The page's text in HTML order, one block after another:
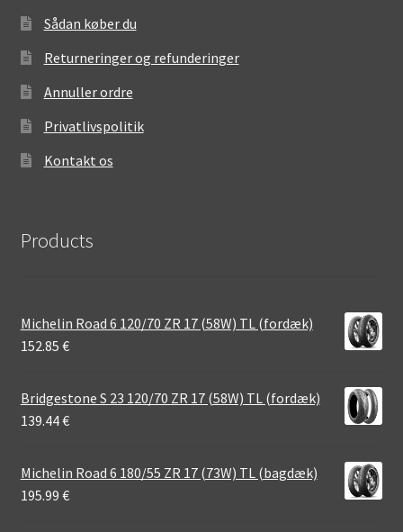
Sådan køber du
Returneringer og refunderinger
Annuller ordre
Privatlivspolitik
Kontakt os
Products
Michelin Road 6 120/70 ZR 17 (58W) TL (fordæk)
152.85 €
Bridgestone S 23 120/70 ZR 17 (58W) TL (fordæk)
139.44€
Michelin Road 6 180/55 ZR 17 (73W) TL (bagdæk)
195.99 €